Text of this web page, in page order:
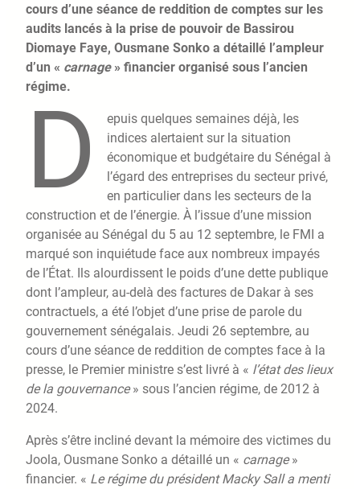
cours d’une séance de reddition de comptes sur les
audits lancés à la prise de pouvoir de Bassirou
Diomaye Faye, Ousmane Sonko a détaillé l’ampleur
d’un « carnage» financier organisé sous l’ancien
régime.
D
epuis quelques semaines déjà, les
indices alertaient sur la situation
économique et budgétaire du Sénégal à
l’égard des entreprises du secteur privé,
en particulier dans les secteurs de la
construction et de l’énergie. À l’issue d’une mission
organisée au Sénégal du 5 au 12 septembre, le FMI a
marqué son inquiétude face aux nombreux impayés
de l’État. Ils alourdissent le poids d’une dette publique
dont l’ampleur, au-delà des factures de Dakar à ses
contractuels, a été l’objet d’une prise de parole du
gouvernement sénégalais. Jeudi 26 septembre, au
cours d’une séance de reddition de comptes face à la
presse, le Premier ministre s’est livré à « l’état des lieux
de la gouvernance» sous l’ancien régime, de 2012 à
2024.
Après s’être incliné devant la mémoire des victimes du
Joola, Ousmane Sonko a détaillé un « carnage»
financier. « Le régime du président Macky Sall a menti